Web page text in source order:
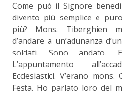
Come può il Signore
divento più semplice e
più? Mons. Tiberghien
d’andare a un’adunanza
soldati. Sono andato.
L’appuntamento
Ecclesiastici. V’erano
Festa. Ho parlato loro del